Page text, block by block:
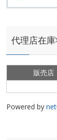
代理店在
販売店
Powered by